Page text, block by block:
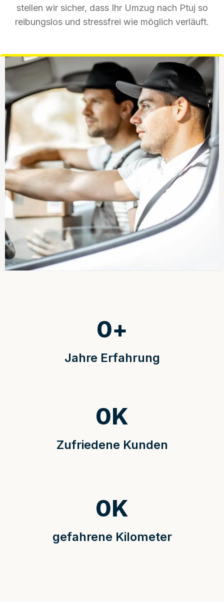
stellen wir sicher, dass Ihr Umzug nach Ptuj so
reibungslos und stressfrei wie möglich verläuft.
Jahre Erfahrung
0+
Zufriedene Kunden
0K
gefahrene Kilometer
0K